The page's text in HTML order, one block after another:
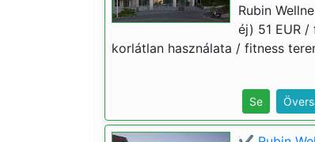
Rubin
éj) 51 EUR
korlátlan használata / fitness
Se